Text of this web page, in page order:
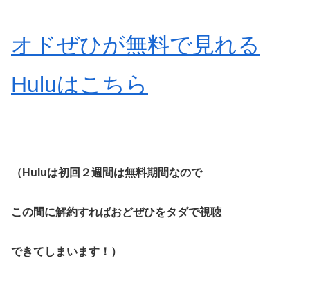
オドぜひが無料で見れる
Huluはこちら
（Huluは初回２週間は無料期間なので
この間に解約すればおどぜひをタダで視聴
できてしまいます！）